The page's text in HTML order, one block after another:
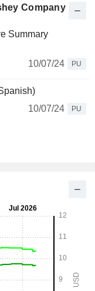
Company
Summary
10/07/24
PU
10/07/24
PU